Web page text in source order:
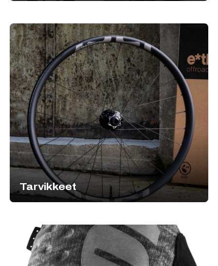
Tarvikkeet